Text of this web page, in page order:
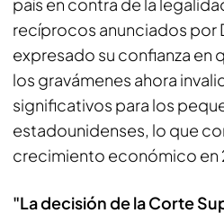
recíprocos anunciados por
expresado su confianza en
los gravámenes ahora
significativos para los
estadounidenses, lo que
crecimiento económico en
"La decisión de la Corte